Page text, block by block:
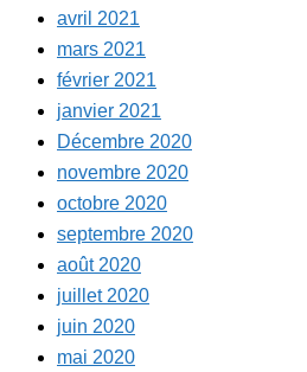
avril 2021
mars 2021
février 2021
janvier 2021
Décembre 2020
novembre 2020
octobre 2020
septembre 2020
août 2020
juillet 2020
juin 2020
mai 2020